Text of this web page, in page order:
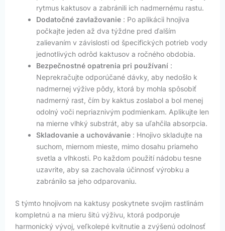
rytmus kaktusov a zabránili ich nadmernému rastu.
Dodatočné zavlažovanie : Po aplikácii hnojiva
počkajte jeden až dva týždne pred ďalším
zalievaním v závislosti od špecifických potrieb vody
jednotlivých odrôd kaktusov a ročného obdobia.
Bezpečnostné opatrenia pri používaní :
Neprekračujte odporúčané dávky, aby nedošlo k
nadmernej výžive pôdy, ktorá by mohla spôsobiť
nadmerný rast, čím by kaktus zoslabol a bol menej
odolný voči nepriaznivým podmienkam. Aplikujte len
na mierne vlhký substrát, aby sa uľahčila absorpcia.
Skladovanie a uchovávanie : Hnojivo skladujte na
suchom, miernom mieste, mimo dosahu priameho
svetla a vlhkosti. Po každom použití nádobu tesne
uzavrite, aby sa zachovala účinnosť výrobku a
zabránilo sa jeho odparovaniu.
S týmto hnojivom na kaktusy poskytnete svojim rastlinám
kompletnú a na mieru šitú výživu, ktorá podporuje
harmonický vývoj, veľkolepé kvitnutie a zvýšenú odolnosť